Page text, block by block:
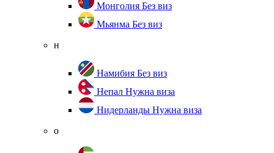
Монголия Без виз
Мьянма Без виз
н
Намибия Без виз
Непал Нужна виза
Нидерланды Нужна виза
о